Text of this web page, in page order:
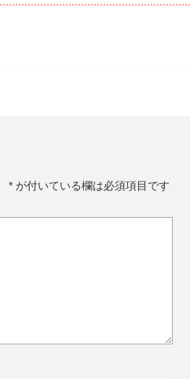
* が付いている欄は必須項目です